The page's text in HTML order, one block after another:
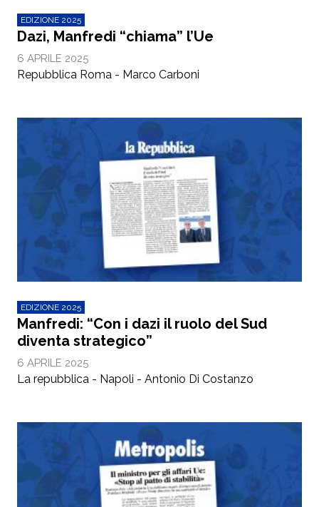
EDIZIONE 2025
Dazi, Manfredi “chiama” l’Ue
6 APRILE 2025
Repubblica Roma - Marco Carboni
EDIZIONE 2025
Manfredi: “Con i dazi il ruolo del Sud
diventa strategico”
6 APRILE 2025
La repubblica - Napoli - Antonio Di Costanzo